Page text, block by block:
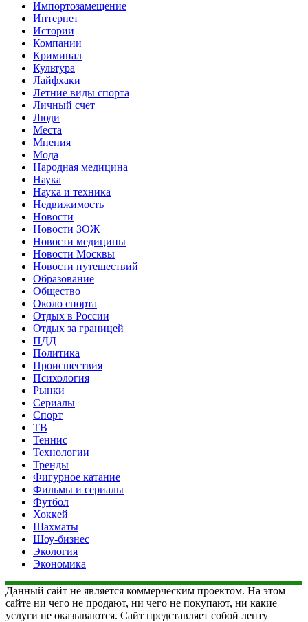
Импортозамещение
Интернет
Истории
Компании
Криминал
Культура
Лайфхаки
Летние виды спорта
Личный счет
Люди
Места
Мнения
Мода
Народная медицина
Наука
Наука и техника
Недвижимость
Новости
Новости ЗОЖ
Новости медицины
Новости Москвы
Новости путешествий
Образование
Общество
Около спорта
Отдых в России
Отдых за границей
ПДД
Политика
Происшествия
Психология
Рынки
Сериалы
Спорт
ТВ
Теннис
Технологии
Тренды
Фигурное катание
Фильмы и сериалы
Футбол
Хоккей
Шахматы
Шоу-бизнес
Экология
Экономика
Данный сайт не является коммерческим проектом. На этом
сайте ни чего не продают, ни чего не покупают, ни какие
услуги не оказываются. Сайт представляет собой ленту